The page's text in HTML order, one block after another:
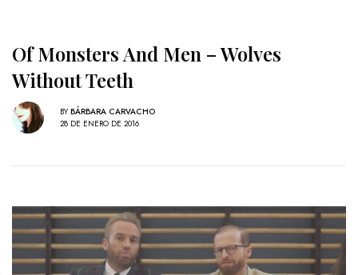
Of Monsters And Men – Wolves
Without Teeth
BY BÁRBARA CARVACHO
28 DE ENERO DE 2016